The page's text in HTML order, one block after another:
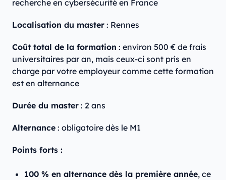
recherche en cybersécurité en France
Localisation du master : Rennes
Coût total de la formation : environ 500 € de frais
universitaires par an‍, mais ceux-ci sont pris en
charge par votre employeur comme cette formation
est en alternance
Durée du master : 2 ans
Alternance : obligatoire dès le M1
Points forts :
100 % en alternance dès la première année, ce